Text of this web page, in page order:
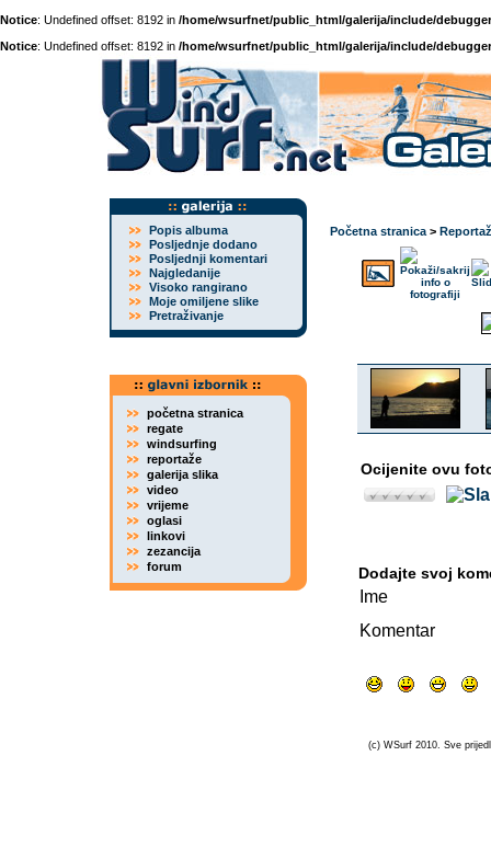
Notice: Undefined offset: 8192 in /home/wsurfnet/public_html/galerija/include/
Notice: Undefined offset: 8192 in /home/wsurfnet/public_html/galerija/include/
Popis albuma
Posljednje dodano
Posljednji komentari
Najgledanije
Visoko rangirano
Moje omiljene slike
Pretraživanje
početna stranica
regate
windsurfing
reportaže
galerija slika
video
vrijeme
oglasi
linkovi
zezancija
forum
Početna stranica >
Ocijenite ovu
Dodajte svoj
Ime
Komentar
(c) WSurf 2010. Sve